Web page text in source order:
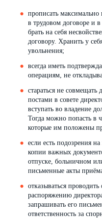
прописать максимально
в трудовом договоре и
брать на себя
договору. Хранить у
увольнения;
всегда иметь
операциям, не
стараться не совмещать
постами в совете
вступать во владение
Тогда можно попасть в
которые им положены
если есть подозрения
копии важных
отпуске, больничном
письменные акты
отказываться
распоряжению
запрашивать его
ответственность за